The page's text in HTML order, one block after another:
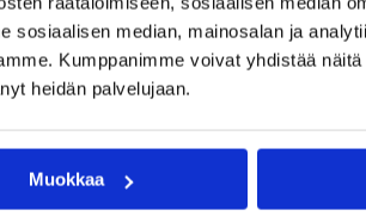
sosiaalisen median, mainosalan ja
Kumppanimme voivat yhdistää
heidän palvelujaan.
Muokkaa